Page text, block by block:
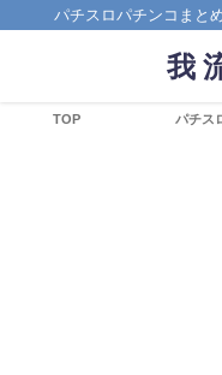
パチスロパチンコまと
我
TOP パチス